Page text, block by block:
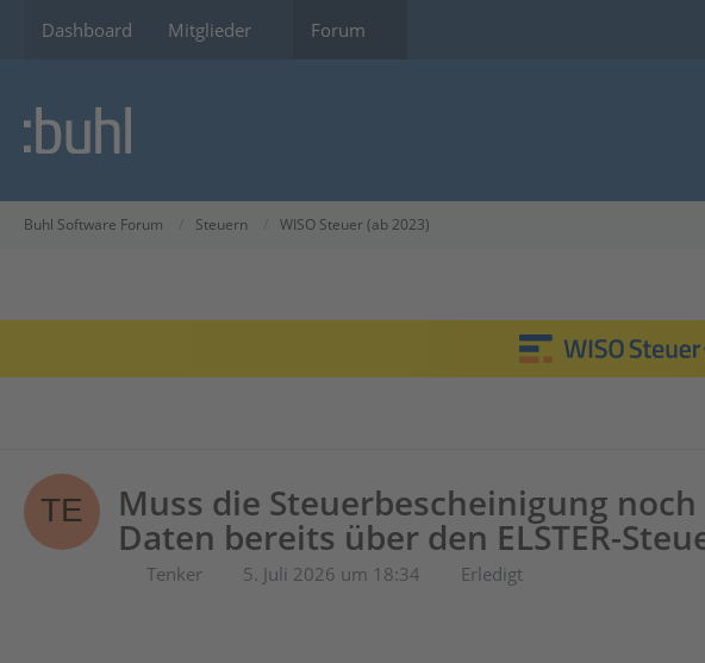
Dashboard Mitglieder Forum
Buhl Software Forum Steuern WISO Steuer (ab 2023)
Muss die Steuerbescheinigung
Daten bereits über den ELSTER-
Tenker 5. Juli 2026 um 18:34 Erledigt